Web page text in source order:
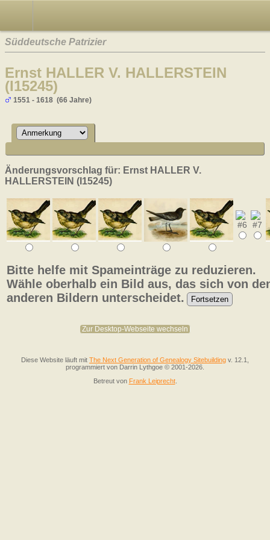
Süddeutsche Patrizier
Ernst HALLER V. HALLERSTEIN
(I15245)
1551 - 1618 (66 Jahre)
Änderungsvorschlag für: Ernst HALLER V.
HALLERSTEIN (I15245)
Bitte helfe mit Spameinträge zu reduzieren.
Wähle oberhalb ein Bild aus, das sich von
anderen Bildern unterscheidet.
Zur Desktop-Webseite wechseln
Diese Website läuft mit The Next Generation of Genealogy Sitebuilding v. 12.1,
programmiert von Darrin Lythgoe © 2001-2026.
Betreut von Frank Leiprecht.